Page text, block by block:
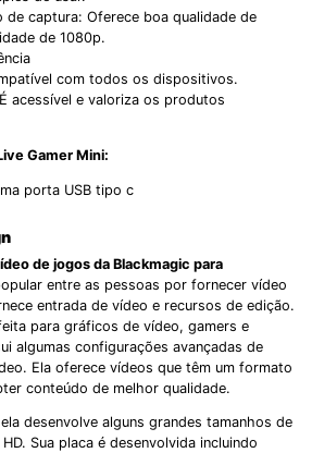
de captura: Oferece boa qualidade de
de 1080p.
com todos os dispositivos.
acessível e valoriza os produtos
Gamer Mini:
porta USB tipo c
de jogos da Blackmagic para
entre as pessoas por fornecer vídeo
entrada de vídeo e recursos de edição.
para gráficos de vídeo, gamers e
algumas configurações avançadas de
Ela oferece vídeos que têm um formato
conteúdo de melhor qualidade.
desenvolve alguns grandes tamanhos de
Sua placa é desenvolvida incluindo
Like a Pro, Edit
AI Ease.
Share. All with Filmora!
Try It Now